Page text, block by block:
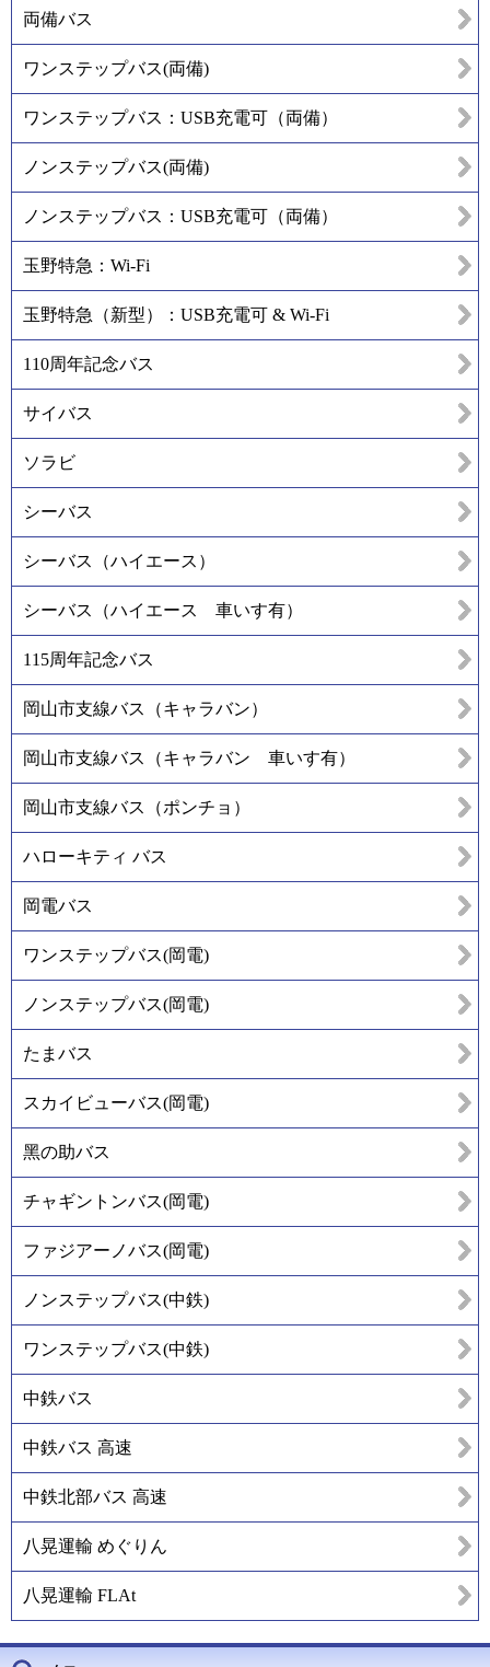
両備バス
ワンステップバス(両備)
ワンステップバス：USB充電可（両備）
ノンステップバス(両備)
ノンステップバス：USB充電可（両備）
玉野特急：Wi-Fi
玉野特急（新型）：USB充電可 & Wi-Fi
110周年記念バス
サイバス
ソラビ
シーバス
シーバス（ハイエース）
シーバス（ハイエース 車いす有）
115周年記念バス
岡山市支線バス（キャラバン）
岡山市支線バス（キャラバン 車いす有）
岡山市支線バス（ポンチョ）
ハローキティ バス
岡電バス
ワンステップバス(岡電)
ノンステップバス(岡電)
たまバス
スカイビューバス(岡電)
黑の助バス
チャギントンバス(岡電)
ファジアーノバス(岡電)
ノンステップバス(中鉄)
ワンステップバス(中鉄)
中鉄バス
中鉄バス 高速
中鉄北部バス 高速
八晃運輸 めぐりん
八晃運輸 FLAt